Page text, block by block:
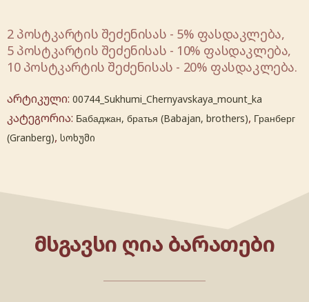
2 პოსტკარტის შეძენისას - 5% ფასდაკლება,
5 პოსტკარტის შეძენისას - 10% ფასდაკლება,
10 პოსტკარტის შეძენისას - 20% ფასდაკლება.
არტიკული: 00744_Sukhumi_Chernyavskaya_mount_ka
კატეგორია: Бабаджан, братья (Babajan, brothers), Гранберг
(Granberg), სოხუმი
ᲛᲡᲒᲐᲕᲡᲘ ᲦᲘᲐ ᲑᲐᲠᲐᲗᲔᲑᲘ